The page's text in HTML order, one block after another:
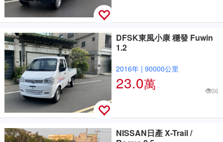
DFSK東風小康 穩發 Fuwin
1.2
2016年| 90000公里
23.0萬 36
NISSAN日產 X-Trail /